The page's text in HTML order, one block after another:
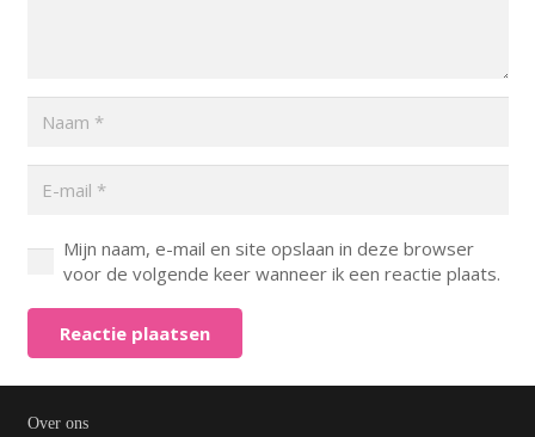
Mijn naam, e-mail en site opslaan in deze browser
voor de volgende keer wanneer ik een reactie plaats.
Reactie plaatsen
Over ons